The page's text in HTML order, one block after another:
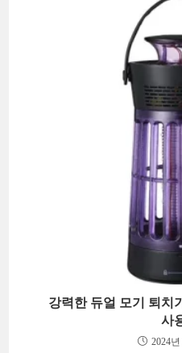
강력한 듀얼 모기 퇴치
사
2024